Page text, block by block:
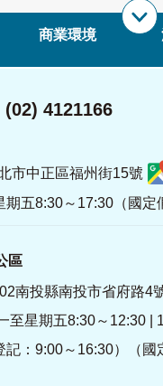
商業環境
4121166
市中正區福州街15號
五8:30～17:30（國定
區
南投縣南投市省府路4
至星期五8:30～12:30 |
記：9:00～16:30）（國